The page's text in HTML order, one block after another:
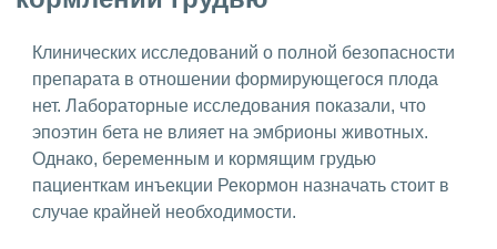
Клинических исследований о полной безопасности
препарата в отношении формирующегося плода
нет. Лабораторные исследования показали, что
эпоэтин бета не влияет на эмбрионы животных.
Однако, беременным и кормящим грудью
пациенткам инъекции Рекормон назначать стоит в
случае крайней необходимости.